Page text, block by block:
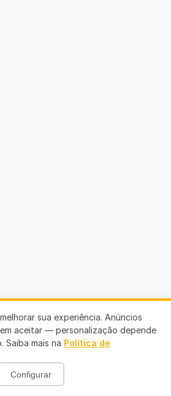
sua experiência. Anúncios
aceitar — personalização depende
Saiba mais na Política de
Configurar